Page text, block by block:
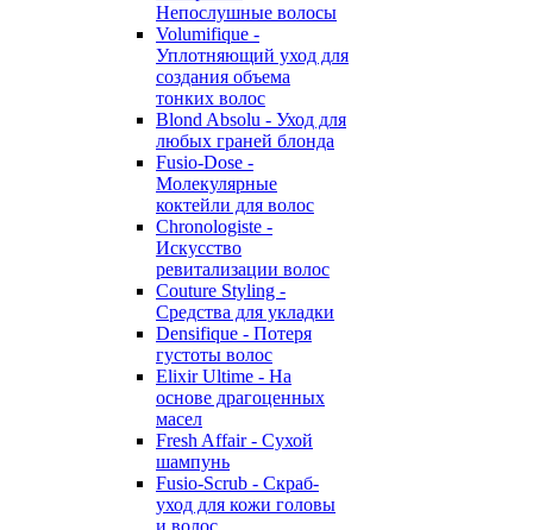
Непослушные волосы
Volumifique -
Уплотняющий уход для
создания объема
тонких волос
Blond Absolu - Уход для
любых граней блонда
Fusio-Dose -
Молекулярные
коктейли для волос
Chronologiste -
Искусство
ревитализации волос
Couture Styling -
Средства для укладки
Densifique - Потеря
густоты волос
Elixir Ultime - На
основе драгоценных
масел
Fresh Affair - Сухой
шампунь
Fusio-Scrub - Скраб-
уход для кожи головы
и волос